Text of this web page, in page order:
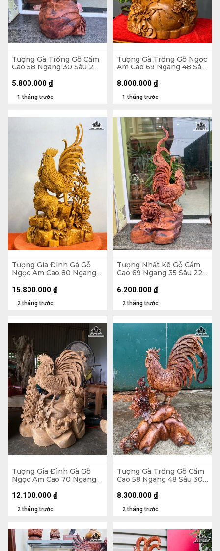
Tượng Gà Trống Gỗ Cẩm
Cao 58 Ngang 30 Sâu 20
1 tháng trước
5.800.000 ₫
Tượng Gà Trống Gỗ Ngọc
Am Cao 69 Ngang 48 Sâu
1 tháng trước
8.000.000 ₫
Tượng Gia Đình Gà Gỗ
Ngọc Am Cao 80 Ngang
2 tháng trước
15.800.000 ₫
Tượng Nhất Kê Gỗ Cẩm
Cao 69 Ngang 35 Sâu 22
2 tháng trước
6.200.000 ₫
Tượng Gia Đình Gà Gỗ
Ngọc Am Cao 70 Ngang
2 tháng trước
12.100.000 ₫
Tượng Gà Trống Gỗ Cẩm
Cao 58 Ngang 48 Sâu 30
2 tháng trước
8.300.000 ₫